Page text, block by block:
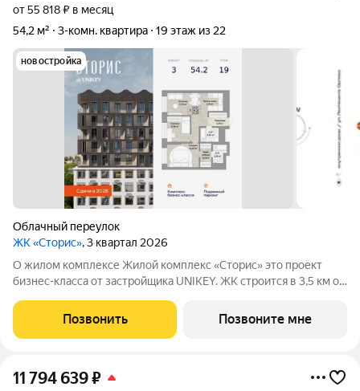
от 55 818 ₽ в месяц
54,2 м²
3-комн. квартира 19 этаж из 22
новостройка
Облачный переулок
ЖК «Сторис», 3 квартал 2026
О жилом комплексе Жилой комплекс «Сторис» это проект
бизнес-класса от застройщика UNIKEY. ЖК строится в 3,5 км от
«Бизнес», «Детство» и «Интеллект». В проекте
предусмотрены общественные
Позвонить Позвоните мне
11 794 639₽